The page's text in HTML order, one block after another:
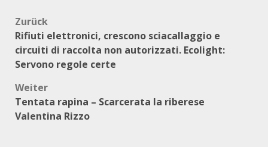
Beitragsnavigation
Zurück
Rifiuti elettronici, crescono sciacallaggio e
circuiti di raccolta non autorizzati. Ecolight:
Servono regole certe
Weiter
Tentata rapina – Scarcerata la riberese
Valentina Rizzo